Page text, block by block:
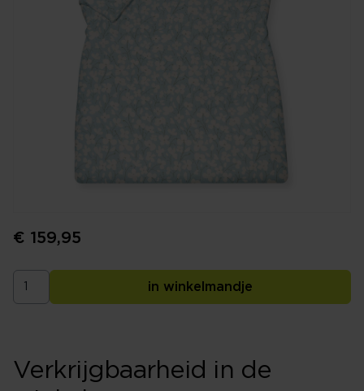
€ 159,95
in winkelmandje
Verkrijgbaarheid in de